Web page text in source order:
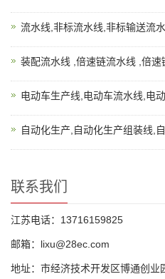
装配流水线 ,倍速链流水线 ,倍
电动车生产线,电动车流水线,电
自动化生产,自动化生产组装线,
联系我们
江苏电话：13716159825
邮箱：lixu@28ec.com
地址：市经济技术开发区博通创业